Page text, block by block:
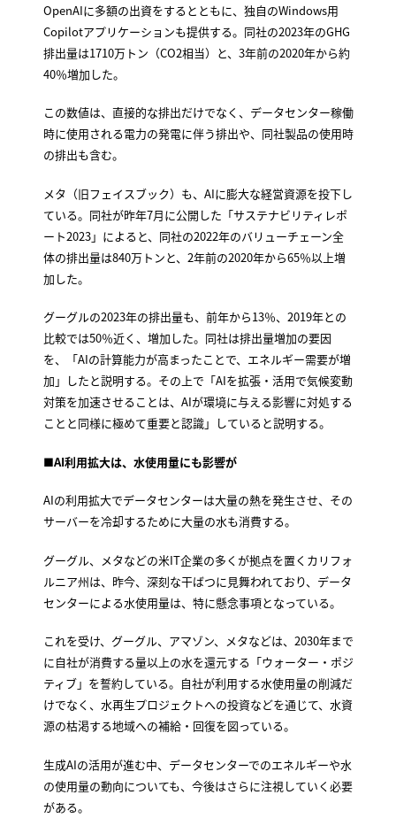
OpenAIに多額の出資をするとともに、独自のWindows用
Copilotアプリケーションも提供する。同社の2023年のGHG
排出量は1710万トン（CO2相当）と、3年前の2020年から約
40％増加した。
この数値は、直接的な排出だけでなく、データセンター稼働
時に使用される電力の発電に伴う排出や、同社製品の使用時
の排出も含む。
メタ（旧フェイスブック）も、AIに膨大な経営資源を投下し
ている。同社が昨年7月に公開した「サステナビリティレポ
ート2023」によると、同社の2022年のバリューチェーン全
体の排出量は840万トンと、2年前の2020年から65％以上増
加した。
グーグルの2023年の排出量も、前年から13％、2019年との
比較では50％近く、増加した。同社は排出量増加の要因
を、「AIの計算能力が高まったことで、エネルギー需要が増
加」したと説明する。その上で「AIを拡張・活用で気候変動
対策を加速させることは、AIが環境に与える影響に対処する
ことと同様に極めて重要と認識」していると説明する。
■AI利用拡大は、水使用量にも影響が
AIの利用拡大でデータセンターは大量の熱を発生させ、その
サーバーを冷却するために大量の水も消費する。
グーグル、メタなどの米IT企業の多くが拠点を置くカリフォ
ルニア州は、昨今、深刻な干ばつに見舞われており、データ
センターによる水使用量は、特に懸念事項となっている。
これを受け、グーグル、アマゾン、メタなどは、2030年まで
に自社が消費する量以上の水を還元する「ウォーター・ポジ
ティブ」を誓約している。自社が利用する水使用量の削減だ
けでなく、水再生プロジェクトへの投資などを通じて、水資
源の枯渇する地域への補給・回復を図っている。
生成AIの活用が進む中、データセンターでのエネルギーや水
の使用量の動向についても、今後はさらに注視していく必要
がある。